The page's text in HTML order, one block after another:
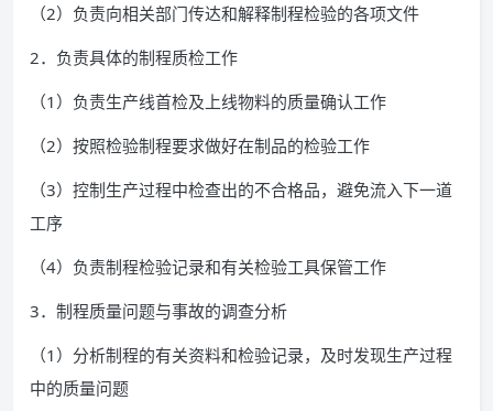
（2）负责向相关部门传达和解释制程检验的各项文件
2．负责具体的制程质检工作
（1）负责生产线首检及上线物料的质量确认工作
（2）按照检验制程要求做好在制品的检验工作
（3）控制生产过程中检查出的不合格品，避免流入下一道
工序
（4）负责制程检验记录和有关检验工具保管工作
3．制程质量问题与事故的调查分析
（1）分析制程的有关资料和检验记录，及时发现生产过程
中的质量问题